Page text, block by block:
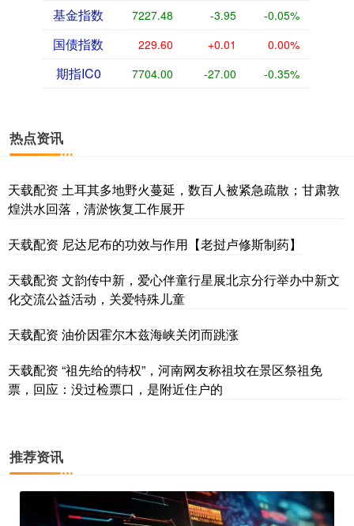
基金指数 7227.48 -3.95 -0.05%
国债指数 229.60 +0.01 0.00%
期指IC0 7704.00 -27.00 -0.35%
热点资讯
天载配资 土耳其多地野火蔓延，数百人被紧急疏散；甘肃敦
煌洪水回落，清淤恢复工作展开
天载配资 尼达尼布的功效与作用【老挝卢修斯制药】
天载配资 文韵传中新，爱心伴童行星展北京分行举办中新文
化交流公益活动，关爱特殊儿童
天载配资 油价因霍尔木兹海峡关闭而跳涨
天载配资 “祖先给的特权”，河南网友称祖坟在景区祭祖免
票，回应：没过检票口，是附近住户的
推荐资讯